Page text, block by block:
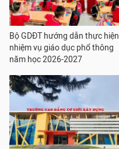
Bộ GDĐT hướng dẫn thực hiện
nhiệm vụ giáo dục phổ thông
năm học 2026-2027